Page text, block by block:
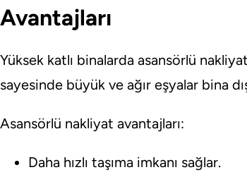
Avantajları
Yüksek katlı binalarda asansörlü
sayesinde büyük ve ağır eşyalar bina
Asansörlü nakliyat avantajları:
Daha hızlı taşıma imkanı sağlar.